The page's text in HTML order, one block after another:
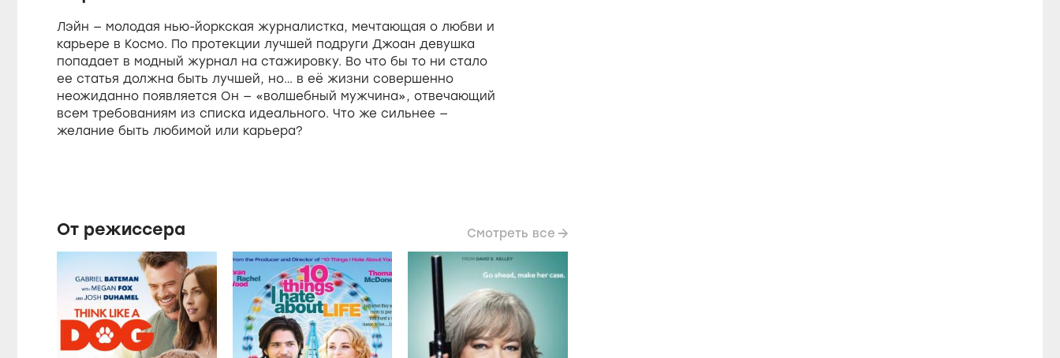
e
0
%
Лэйн — молодая нью-йоркская журналистка, мечтающая о любви и
карьере в Космо. По протекции лучшей подруги Джоан девушка
попадает в модный журнал на стажировку. Во что бы то ни стало
ее статья должна быть лучшей, но… в её жизни совершенно
неожиданно появляется Он — «волшебный мужчина», отвечающий
всем требованиям из списка идеального. Что же сильнее —
желание быть любимой или карьера?
От режиссера Смотреть все